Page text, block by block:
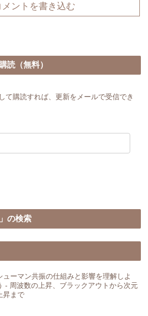
メントを書き込む
読（無料）
て購読すれば、更新をメールで受信でき
の検索
ューマン共振の仕組みと影響を理解しよ
- 周波数の上昇、ブラックアウトから次元
上昇まで